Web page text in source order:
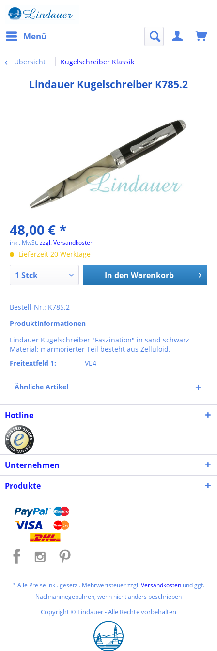
Menü
Übersicht Kugelschreiber Klassik
Lindauer Kugelschreiber K785.2
48,00 € *
inkl. MwSt.zzgl. Versandkosten
Lieferzeit 20 Werktage
In den Warenkorb
Bestell-Nr.: K785.2
Produktinformationen
Lindauer Kugelschreiber "Faszination" in sand schwarz
Material: marmorierter Teil besteht aus Zelluloid.
Freitextfeld 1:
VE4
Ähnliche Artikel
Hotline
Unternehmen
Produkte
* Alle Preise inkl. gesetzl. Mehrwertsteuer zzgl.Versandkosten und ggf.
Nachnahmegebühren, wenn nicht anders beschrieben
Copyright © Lindauer - Alle Rechte vorbehalten